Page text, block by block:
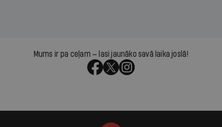
Mums ir pa ceļam — lasi jaunāko savā laika joslā!